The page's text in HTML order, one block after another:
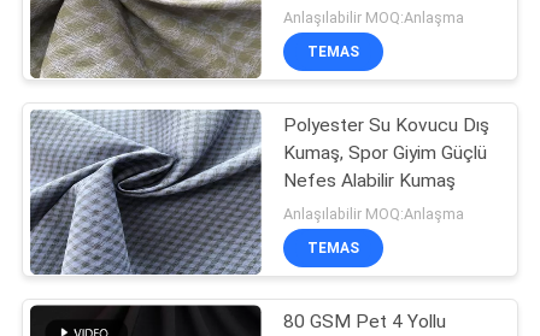
Kumaş
Anlaşılabilir MOQ:Anlaşma
TEMAS
Polyester Su Kovucu Dış
Kumaş, Spor Giyim Güçlü
Nefes Alabilir Kumaş
Anlaşılabilir MOQ:Anlaşma
TEMAS
80 GSM Pet 4 Yollu